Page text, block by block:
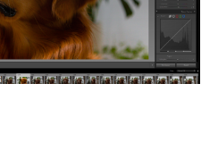
a skončíš s wow.
nechat zpracovat naráz
na grafické kartě,
postará generativní AI